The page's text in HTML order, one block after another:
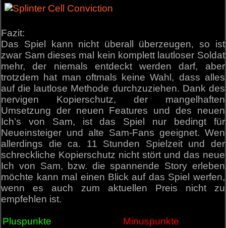
Fazit:
Das Spiel kann nicht überall überzeugen, so ist
zwar Sam dieses mal kein komplett lautloser Soldat
mehr, der niemals entdeckt werden darf, aber
trotzdem hat man oftmals keine Wahl, dass alles
auf die lautlose Methode durchzuziehen. Dank des
nervigen Kopierschutz, der mangelhaften
Umsetzung der neuen Features und des neuen
Ich’s von Sam, ist das Spiel nur bedingt für
Neueinsteiger und alte Sam-Fans geeignet. Wen
allerdings die ca. 11 Stunden Spielzeit und der
schreckliche Kopierschutz nicht stört und das neue
Ich von Sam, bzw. die spannende Story erleben
möchte kann mal einen Blick auf das Spiel werfen,
wenn es auch zum aktuellen Preis nicht zu
empfehlen ist.
Pluspunkte Minuspunkte